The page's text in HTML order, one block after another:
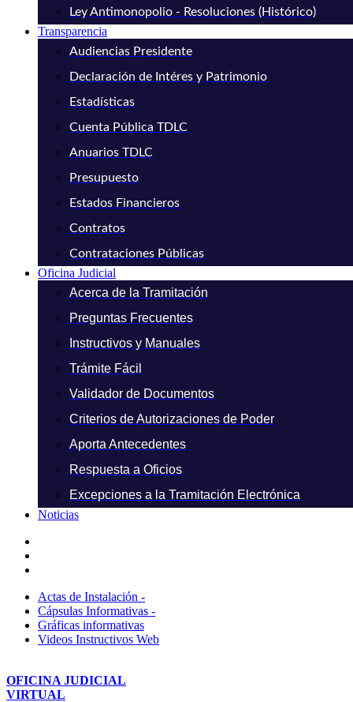
Ley Antimonopolio - Resoluciones (Histórico)
Transparencia
Audiencias Presidente
Declaración de Intéres y Patrimonio
Estadísticas
Cuenta Pública TDLC
Anuarios TDLC
Presupuesto
Estados Financieros
Contratos
Contrataciones Públicas
Oficina Judicial
Acerca de la Tramitación
Preguntas Frecuentes
Instructivos y Manuales
Trámite Fácil
Validador de Documentos
Criterios de Autorizaciones de Poder
Aporta Antecedentes
Respuesta a Oficios
Excepciones a la Tramitación Electrónica
Noticias
Actas de Instalación -
Cápsulas Informativas -
Gráficas informativas
Videos Instructivos Web
OFICINA JUDICIAL
VIRTUAL